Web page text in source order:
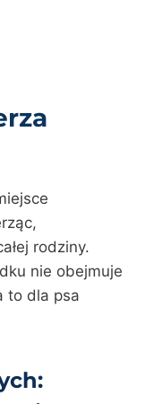
rodziny.
nie obejmuje
to dla psa